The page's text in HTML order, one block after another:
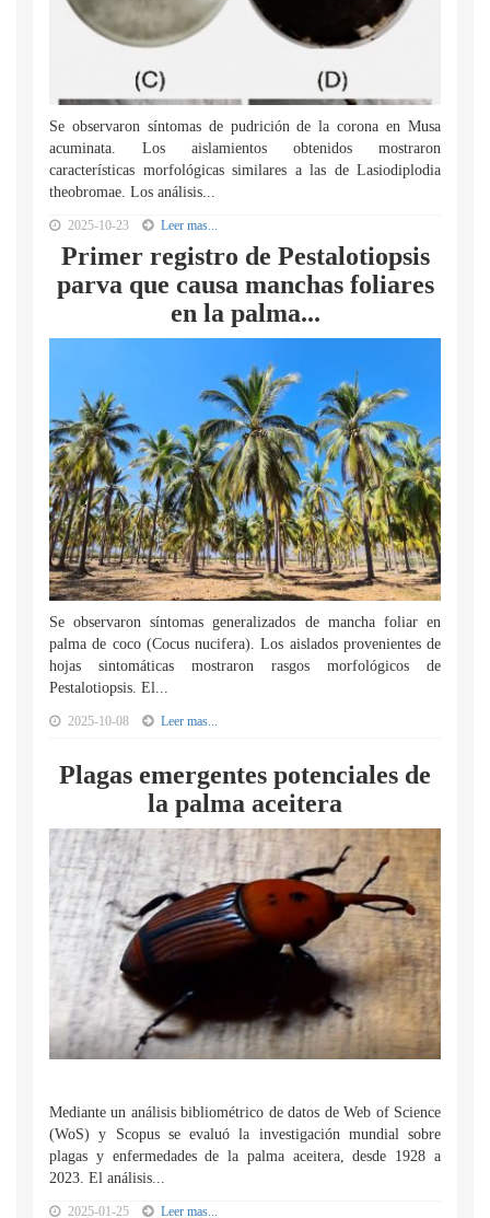
Se observaron síntomas de pudrición de la corona en Musa
acuminata. Los aislamientos obtenidos mostraron
características morfológicas similares a las de Lasiodiplodia
theobromae. Los análisis...
2025-10-23 Leer mas...
Primer registro de Pestalotiopsis
parva que causa manchas foliares
en la palma...
Se observaron síntomas generalizados de mancha foliar en
palma de coco (Cocus nucifera). Los aislados provenientes de
hojas sintomáticas mostraron rasgos morfológicos de
Pestalotiopsis. El...
2025-10-08 Leer mas...
Plagas emergentes potenciales de
la palma aceitera
Mediante un análisis bibliométrico de datos de Web of Science
(WoS) y Scopus se evaluó la investigación mundial sobre
plagas y enfermedades de la palma aceitera, desde 1928 a
2023. El análisis...
2025-01-25 Leer mas...